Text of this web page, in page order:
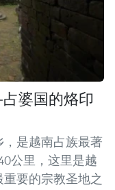
婆国的烙印
是越南占族最著
公里，这里是越
要的宗教圣地之